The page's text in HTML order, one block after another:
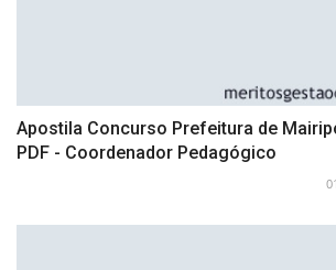
Apostila Concurso Prefeitura de
PDF - Coordenador Pedagógico